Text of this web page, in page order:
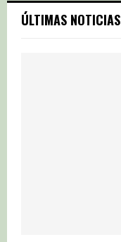
c
h
ÚLTIMAS NOTICIAS